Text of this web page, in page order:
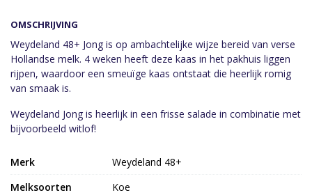
OMSCHRIJVING
Weydeland 48+ Jong is op ambachtelijke wijze bereid van verse
Hollandse melk. 4 weken heeft deze kaas in het pakhuis liggen
rijpen, waardoor een smeuïge kaas ontstaat die heerlijk romig
van smaak is.
Weydeland Jong is heerlijk in een frisse salade in combinatie met
bijvoorbeeld witlof!
Merk
Weydeland 48+
Melksoorten
Koe